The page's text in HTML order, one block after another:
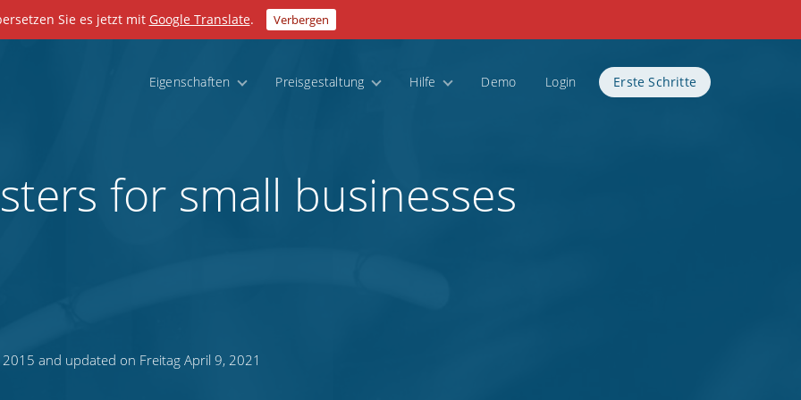
Sie es jetzt mit Google Translate. Verbergen
Eigenschaften Preisgestaltung Hilfe Demo Login Erste Schritte
for small businesses
and updated on Freitag April 9, 2021